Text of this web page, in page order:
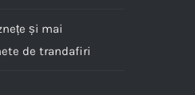
și mai
de trandafiri